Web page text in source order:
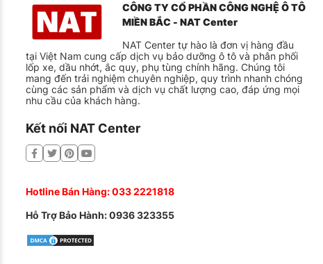
CÔNG TY CỔ PHẦN CÔNG NGHỆ Ô TÔ
MIỀN BẮC - NAT Center
NAT Center tự hào là đơn vị hàng đầu
tại Việt Nam cung cấp dịch vụ bảo dưỡng ô tô và phân phối
lốp xe, dầu nhớt, ắc quy, phụ tùng chính hãng. Chúng tôi
mang đến trải nghiệm chuyên nghiệp, quy trình nhanh chóng
cùng các sản phẩm và dịch vụ chất lượng cao, đáp ứng mọi
nhu cầu của khách hàng.
Kết nối NAT Center
Hotline Bán Hàng:033 2221818
Hỗ Trợ Bảo Hành:0936 323355